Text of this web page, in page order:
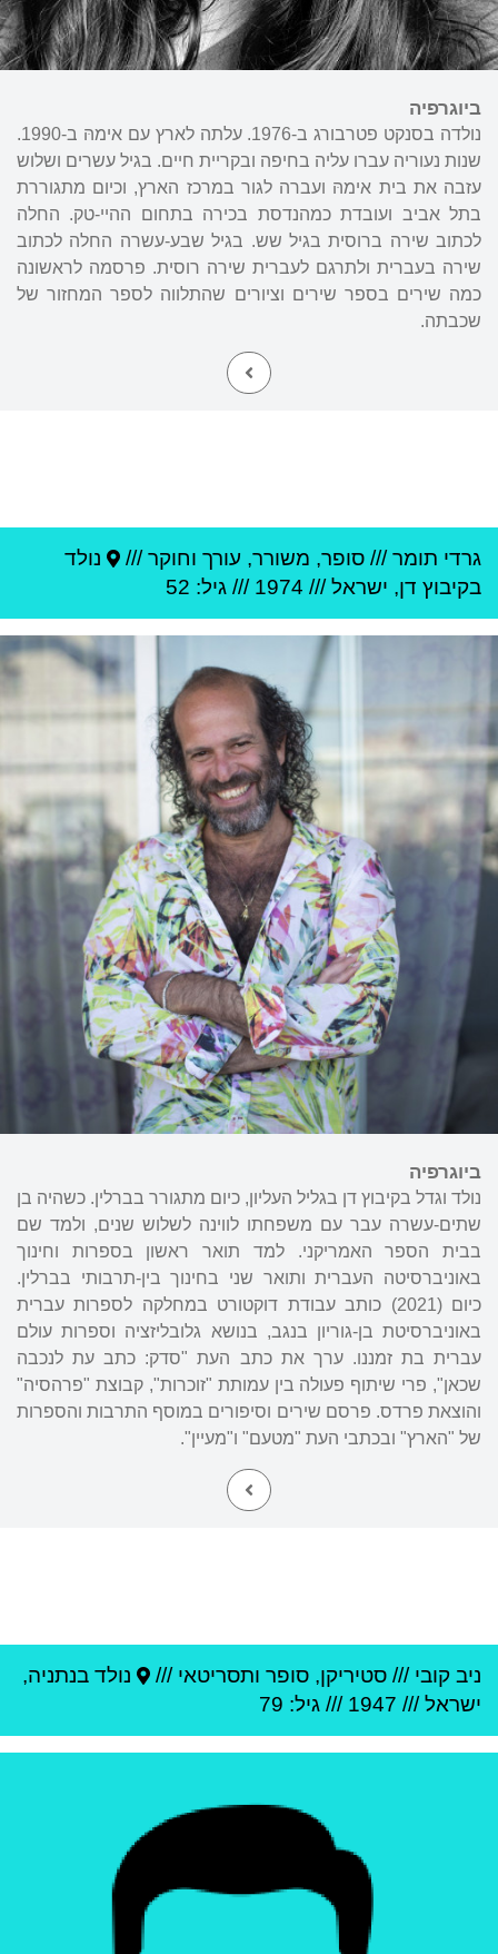
ביוגרפיה
נולדה בסנקט פטרבורג ב-1976. עלתה לארץ עם אימהּ ב-1990.
שנות נעוריה עברו עליה בחיפה ובקריית חיים. בגיל עשרים ושלוש
עזבה את בית אימהּ ועברה לגור במרכז הארץ, וכיום מתגוררת
בתל אביב ועובדת כמהנדסת בכירה בתחום ההיי-טק. החלה
לכתוב שירה ברוסית בגיל שש. בגיל שבע-עשרה החלה לכתוב
שירה בעברית ולתרגם לעברית שירה רוסית. פרסמה לראשונה
כמה שירים בספר שירים וציורים שהתלווה לספר המחזור של
שכבתה.
גרדי תומר/// סופר, משורר, עורך וחוקר ///
נולד
בקיבוץ דן, ישראל///
1974 /// גיל: 52
ביוגרפיה
נולד וגדל בקיבוץ דן בגליל העליון, כיום מתגורר בברלין. כשהיה בן
שתים-עשרה עבר עם משפחתו לווינה לשלוש שנים, ולמד שם
בבית הספר האמריקני. למד תואר ראשון בספרות וחינוך
באוניברסיטה העברית ותואר שני בחינוך בין-תרבותי בברלין.
כיום (2021) כותב עבודת דוקטורט במחלקה לספרות עברית
באוניברסיטת בן-גוריון בנגב, בנושא גלובליזציה וספרות עולם
עברית בת זמננו. ערך את כתב העת "סדק: כתב עת לנכבה
שכאן", פרי שיתוף פעולה בין עמותת "זוכרות", קבוצת "פרהסיה"
והוצאת פרדס. פרסם שירים וסיפורים במוסף התרבות והספרות
של "הארץ" ובכתבי העת "מטעם" ו"מעיין".
ניב קובי /// סטיריקן, סופר ותסריטאי /// נולד בנתניה,
ישראל///
1947 /// גיל: 79